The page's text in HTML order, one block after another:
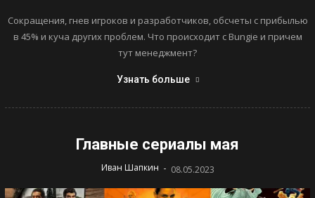
Сокращения, гнев игроков и разработчиков, обсчеты с прибылью
в 45% и куча других проблем. Что происходит с Bungie и причем
тут менеджмент?
Узнать больше
Главные сериалы мая
Иван Шапкин - 08.05.2023